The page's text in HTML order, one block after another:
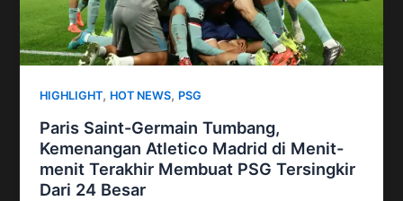
HIGHLIGHT, HOT NEWS, PSG
Paris Saint-Germain Tumbang,
Kemenangan Atletico Madrid di Menit-
menit Terakhir Membuat PSG Tersingkir
Dari 24 Besar